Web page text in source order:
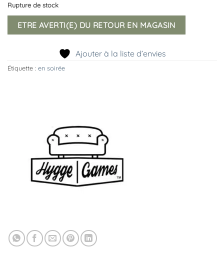
Rupture de stock
ETRE AVERTI(E) DU RETOUR EN MAGASIN
Ajouter à la liste d’envies
Étiquette : en soirée